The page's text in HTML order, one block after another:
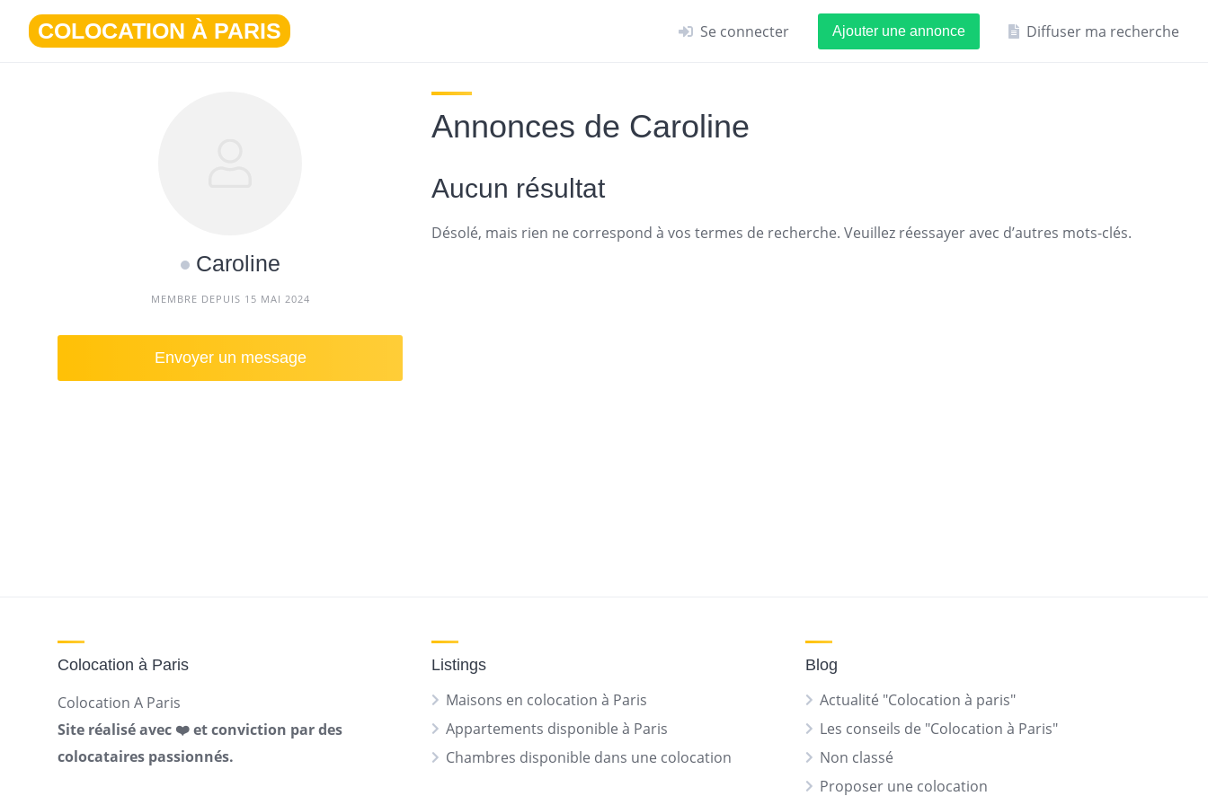
contenu
COLOCATION À PARIS Se connecter Ajouter une annonce Diffuser ma recherche
Caroline
MEMBRE DEPUIS 15 MAI 2024
Envoyer un message
Annonces de Caroline
Aucun résultat
Désolé, mais rien ne correspond à vos termes de recherche. Veuillez réessayer avec d’autres mots-clés.
Colocation à Paris
Colocation A Paris
Site réalisé avec ❤️ et conviction par des
colocataires passionnés.
Listings
Maisons en colocation à Paris
Appartements disponible à Paris
Chambres disponible dans une colocation
Blog
Actualité "Colocation à paris"
Les conseils de "Colocation à Paris"
Non classé
Proposer une colocation